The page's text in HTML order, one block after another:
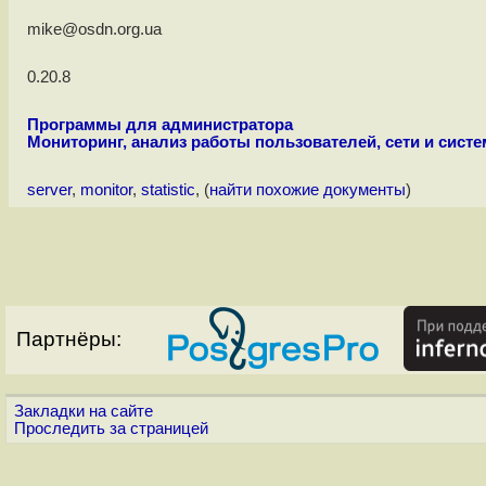
mike@osdn.org.ua
0.20.8
Программы для администратора
Мониторинг, анализ работы пользователей, сети и
server, monitor, statistic, (найти похожие документы)
Партнёры:
Закладки на сайте
Проследить за страницей